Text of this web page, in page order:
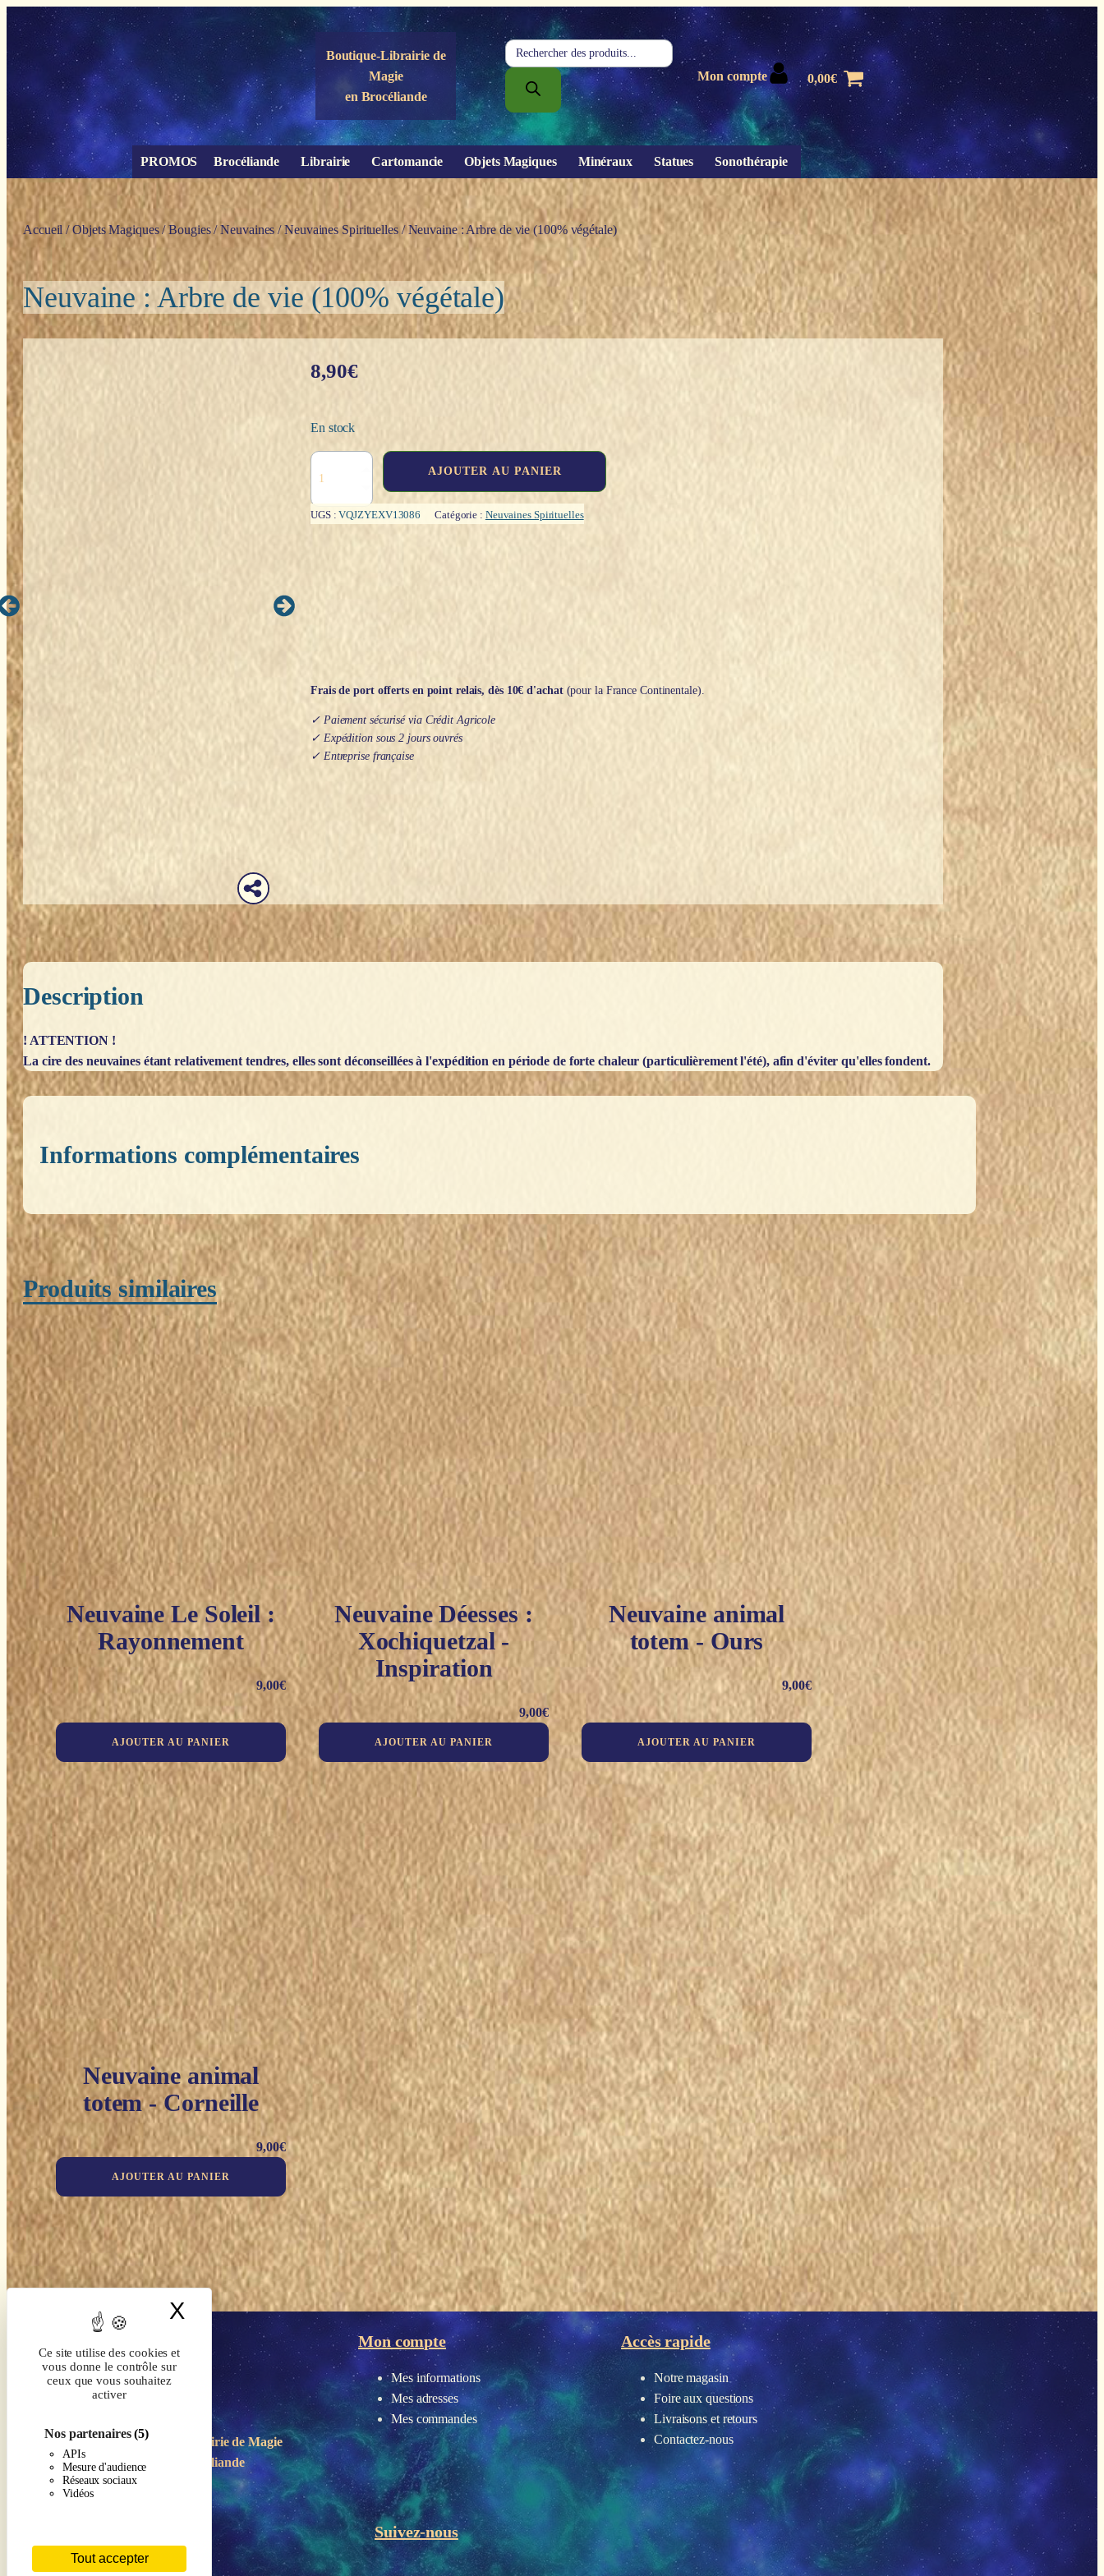
Panneau de gestion des cookies
Ce site utilise des cookies et
vous donne le contrôle sur
ceux que vous souhaitez
activer
Nos partenaires(5)
APIs
Mesure d'audience
Réseaux sociaux
Vidéos
Tout accepter
X Masquer le bandeau des cookies
Boutique-Librairie de
Magie
en Brocéliande
Recherche
de
produits
Mon compte 0,00€
PROMOS Brocéliande Librairie Cartomancie Objets Magiques Minéraux Statues Sonothérapie
Accueil /Objets Magiques/Bougies/Neuvaines /Neuvaines Spirituelles/ Neuvaine : Arbre de vie (100% végétale)
Neuvaine : Arbre de vie (100% végétale)
8,90€
En stock
:
Arbre
AJOUTER AU PANIER
UGS :VQJZYEXV13086 Catégorie : Neuvaines Spirituelles
Frais de port offerts en point relais, dès 10€ d'achat(pour la France Continentale).
✓ Paiement sécurisé via Crédit Agricole
✓ Expédition sous 2 jours ouvrés
✓ Entreprise française
Description
! ATTENTION !
La cire des neuvaines étant relativement tendres, elles sont déconseillées à l'expédition en période de forte chaleur (particulièrement l'été), afin d'éviter qu'elles fondent.
Informations complémentaires
Produits similaires
Neuvaine Le Soleil :
Rayonnement
9,00€
AJOUTER AU PANIER
Neuvaine Déesses :
Xochiquetzal -
Inspiration
9,00€
AJOUTER AU PANIER
Neuvaine animal
totem - Ours
9,00€
AJOUTER AU PANIER
Neuvaine animal
totem - Corneille
9,00€
AJOUTER AU PANIER
Boutique-Librairie deMagie
en Brocéliande
Mon compte
Mes informations
Mes adresses
Mes commandes
Accès rapide
Notre magasin
Foire aux questions
Livraisons et retours
Contactez-nous
Suivez-nous